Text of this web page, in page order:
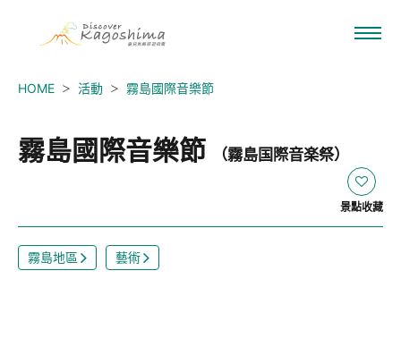
HOME 活動 霧島國際音樂節
霧島國際音樂節 （霧島国際音楽祭）
景點收藏
霧島地區 藝術